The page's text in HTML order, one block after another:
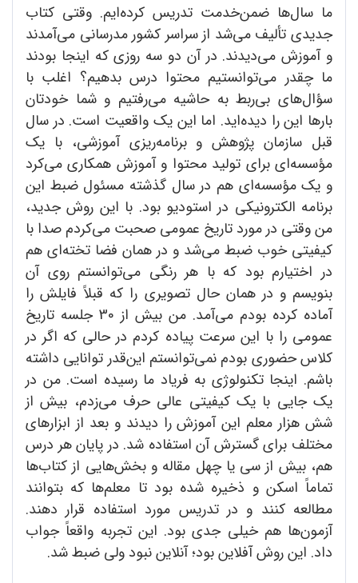
ما سال‌ها ضمن‌خدمت تدریس کرده‌ایم. وقتی کتاب
جدیدی تألیف می‌شد از سراسر کشور مدرسانی می‌آمدند
و آموزش می‌دیدند. در آن دو سه روزی که اینجا بودند
ما چقدر می‌توانستیم محتوا درس بدهیم؟ اغلب با
سؤال‌های بی‌ربط به حاشیه می‌رفتیم و شما خودتان
بارها این را دیده‌اید. اما این یک واقعیت است. در سال
قبل سازمان پژوهش و برنامه‌ریزی آموزشی، با یک
مؤسسه‌ای برای تولید محتوا و آموزش همکاری می‌کرد
و یک مؤسسه‌ای هم در سال گذشته مسئول ضبط این
برنامه‌ الکترونیکی در استودیو بود. با این روش جدید،
من وقتی در مورد تاریخ عمومی صحبت می‌کردم صدا با
کیفیتی خوب ضبط می‌شد و در همان فضا تخته‌ای هم
در اختیارم بود که با هر رنگی می‌توانستم روی آن
بنویسم و در همان حال تصویری را که قبلاً فایلش را
آماده کرده بودم می‌آمد. من بیش از 30 جلسه تاریخ
عمومی را با این سرعت پیاده کردم در حالی که اگر در
کلاس حضوری بودم نمی‌توانستم این‌قدر توانایی داشته
باشم. اینجا تکنولوژی به فریاد ما رسیده است. من در
یک جایی با یک کیفیتی عالی حرف می‌زدم، بیش از
شش هزار معلم این آموزش را دیدند و بعد از ابزارهای
مختلف برای گسترش آن استفاده شد. در پایان هر درس
هم، بیش از سی یا چهل مقاله و بخش‌هایی از کتاب‌ها
تماماً اسکن و ذخیره شده بود تا معلم‌ها که بتوانند
مطالعه کنند و در تدریس مورد استفاده قرار دهند.
آزمون‌ها هم خیلی جدی بود. این تجربه واقعاً جواب
داد. این روش آفلاین بود؛ آنلاین نبود ولی ضبط شد.